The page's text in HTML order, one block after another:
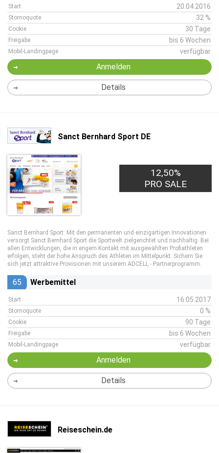
Start 20.04.2016
Stornoquote 32 %
Cookie 30 Tage
Freigabe bis 6 Wochen
Mobil-Landingpage verfügbar
Anmelden
Details
Sanct Bernhard Sport DE
12,50%
PRO SALE
Sanct Bernhard Sport: Mit den permanenten und einzigartigen Innovationen
versorgt Sanct Bernhard Sport die Sportwelt zielgerichtet und nachhaltig. Bei
allen Entwicklungen, die in engem Kontakt mit ausgewählten Profiathleten
erfolgen, steht der hohe Anspruch des Athleten im Mittelpunkt. Sichern Sie
sich jetzt attraktive Provisionen mit unserem ADCELL - Partnerprogramm.
65 Werbemittel
Start 16.05.2017
Stornoquote 0 %
Cookie 90 Tage
Freigabe bis 6 Wochen
Mobil-Landingpage verfügbar
Anmelden
Details
Reiseschein.de